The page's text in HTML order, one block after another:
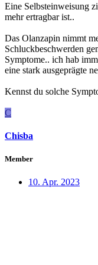
Eine Selbsteinweisung
mehr ertragbar ist..
Das Olanzapin nimmt
Schluckbeschwerden
Symptome.. ich hab
eine stark ausgeprägte
Kennst du solche
C
Chisba
Member
10. Apr. 2023